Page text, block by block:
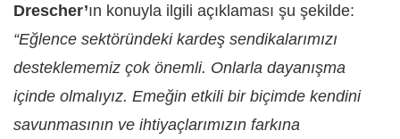
Drescher’ın konuyla ilgili açıklaması şu şekilde:
“Eğlence sektöründeki kardeş sendikalarımızı
desteklememiz çok önemli. Onlarla dayanışma
içinde olmalıyız. Emeğin etkili bir biçimde kendini
savunmasının ve ihtiyaçlarımızın farkına